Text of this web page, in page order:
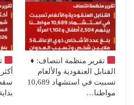
تقرير منظمة انتصاف: ♦️
القنابل العنقودية والألغام
تسببت في استشهاد 10,689
مواطنا…